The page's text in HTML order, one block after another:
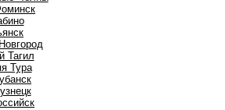
Тагил
Тура